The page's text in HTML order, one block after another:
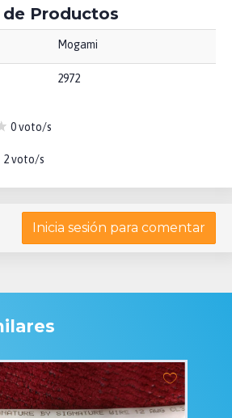
Productos
Mogami
2972
0 voto/s
2 voto/s
Inicia sesión para comentar